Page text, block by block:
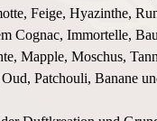
Feige, Hyazinthe,
Cognac, Immortelle,
Mapple, Moschus,
Patchouli, Banane